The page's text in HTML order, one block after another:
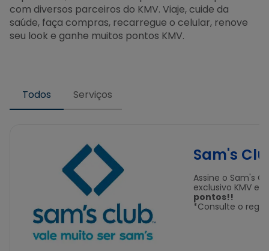
com diversos parceiros do KMV. Viaje, cuide da
saúde, faça compras, recarregue o celular, renove
seu look e ganhe muitos pontos KMV.
Todos Serviços
Sam's
Assine o Sam's
exclusivo KMV e
pontos!!
*Consulte o